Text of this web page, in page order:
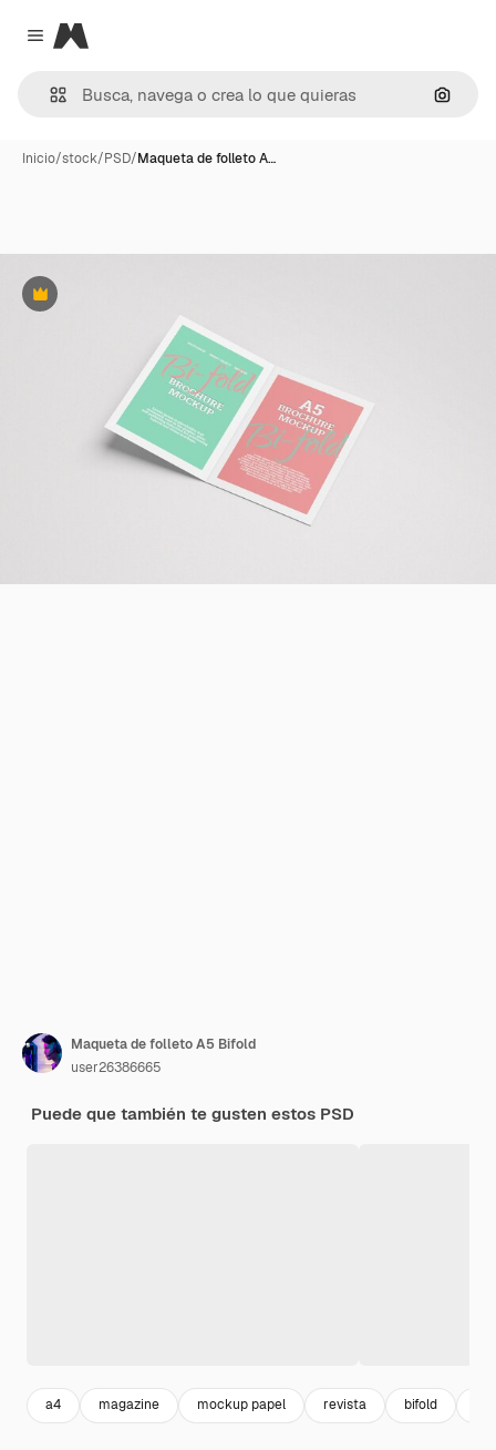
Close menu
Magnific
Inicio/stock/PSD/Maqueta de folleto A…
Premium
Maqueta de folleto A5 Bifold
user26386665
Puede que también te gusten estos PSD
a4 magazine mockup papel revista bifold